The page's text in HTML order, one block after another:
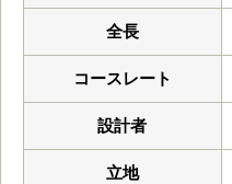
全長
コースレート
設計者
立地